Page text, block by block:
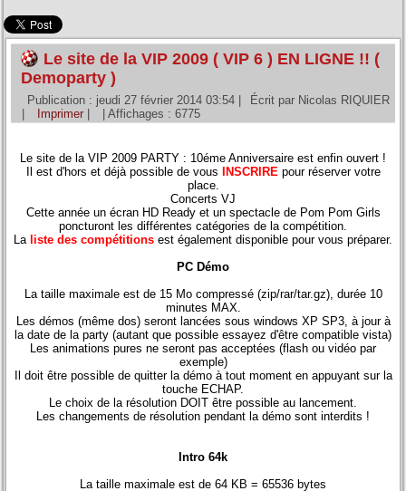
Le site de la VIP 2009 ( VIP 6 ) EN LIGNE !! (
Demoparty )
Publication : jeudi 27 février 2014 03:54
Écrit par Nicolas RIQUIER
Imprimer | Affichages : 6775
Le site de la VIP 2009 PARTY : 10éme Anniversaire est enfin ouvert !
Il est d'hors et déjà possible de vous
INSCRIREpour réserver votre
place.
Concerts VJ
Cette année un écran HD Ready et un spectacle de Pom Pom Girls
poncturont les différentes catégories de la compétition.
La liste des compétitions est également disponible pour vous préparer.
PC Démo
La taille maximale est de 15 Mo compressé (zip/rar/tar.gz), durée 10
minutes MAX.
Les démos (même dos) seront lancées sous windows XP SP3, à jour à
la date de la party (autant que possible essayez d'être compatible vista)
Les animations pures ne seront pas acceptées (flash ou vidéo par
exemple)
Il doit être possible de quitter la démo à tout moment en appuyant sur la
touche ECHAP.
Le choix de la résolution DOIT être possible au lancement.
Les changements de résolution pendant la démo sont interdits !
Intro 64k
La taille maximale est de 64 KB = 65536 bytes